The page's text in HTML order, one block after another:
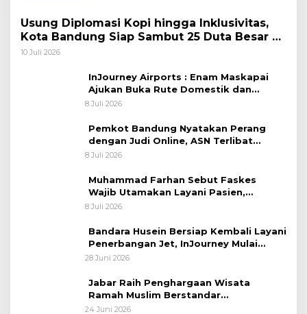
Usung Diplomasi Kopi hingga Inklusivitas,
Kota Bandung Siap Sambut 25 Duta Besar di
Festival Asia Afrika 2026
10 Juli 2026
InJourney Airports : Enam Maskapai
Ajukan Buka Rute Domestik dan
Internasional dari Bandara Husein
8 Juli 2026
Pemkot Bandung Nyatakan Perang
dengan Judi Online, ASN Terlibat
Terancam Dipecat Tidak Hormat
8 Juli 2026
Muhammad Farhan Sebut Faskes
Wajib Utamakan Layani Pasien,
Penolakan akan Berujung Sanksi Tegas
8 Juli 2026
Bandara Husein Bersiap Kembali Layani
Penerbangan Jet, InJourney Mulai
Tahap Optimalisasi
28 Juni 2026
Jabar Raih Penghargaan Wisata
Ramah Muslim Berstandar
Internasional
24 Juni 2026